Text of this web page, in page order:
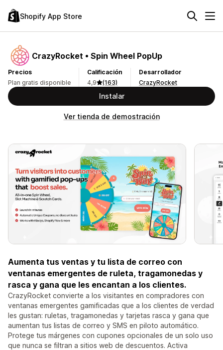
Shopify App Store
CrazyRocket • Spin Wheel PopUp
Precios
Plan gratis disponible
Calificación
4,9
(163)
Desarrollador
CrazyRocket
Instalar
Ver tienda de demostración
Aumenta tus ventas y tu lista de correo con
ventanas emergentes de ruleta, tragamonedas y
rasca y gana que les encantan a los clientes.
CrazyRocket convierte a los visitantes en compradores con
ventanas emergentes gamificadas que a los clientes de verdad
les gustan: ruletas, tragamonedas y tarjetas rasca y gana que
aumentan tus listas de correo y SMS en piloto automático.
Protege tus márgenes con cupones opcionales de un solo uso
que nunca se filtran a sitios web de descuentos. Activa